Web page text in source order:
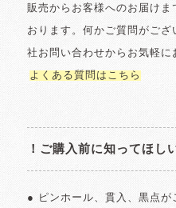
販売からお客様へのお届けま
おります。何かご質問がご
社お問い合わせからお気軽に
よくある質問はこちら
！ご購入前に知ってほし
● ピンホール、貫入、黒点が